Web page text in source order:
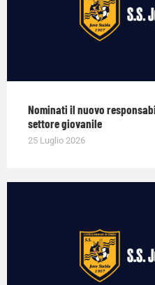
Nominati il nuovo
settore giovanile
25 Luglio 2026